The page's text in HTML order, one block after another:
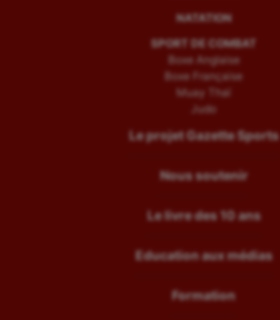
NATATION
SPORT DE COMBAT
Boxe Anglaise
Boxe Française
Muay Thaï
Judo
Le projet Gazette Sports
Nous soutenir
Le livre des 10 ans
Education aux médias
Formation